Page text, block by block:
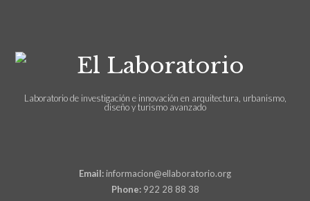
Laboratorio de investigación e innovación en arquitectura, urbanismo,
diseño y turismo avanzado
Email: informacion@ellaboratorio.org
Phone:922 28 88 38